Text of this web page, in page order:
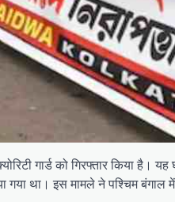
गार्ड को गिरफ्तार किया है।
था। इस मामले ने पश्चिम बंगाल में